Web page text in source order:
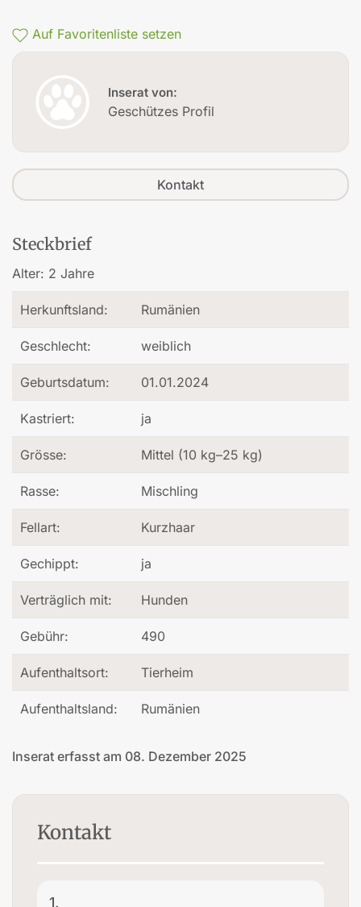
Auf Favoritenliste setzen
Inserat von:
Geschützes Profil
Kontakt
Steckbrief
Alter: 2 Jahre
Herkunftsland: Rumänien
Geschlecht: weiblich
Geburtsdatum: 01.01.2024
Kastriert: ja
Grösse: Mittel (10 kg–25 kg)
Rasse: Mischling
Fellart: Kurzhaar
Gechippt: ja
Verträglich mit: Hunden
Gebühr: 490
Aufenthaltsort: Tierheim
Aufenthaltsland: Rumänien
Inserat erfasst am 08. Dezember 2025
Kontakt
1.